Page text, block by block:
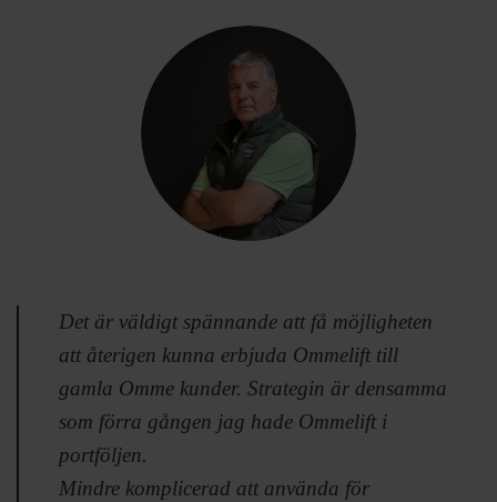
Det är väldigt spännande att få möjligheten
att återigen kunna erbjuda Ommelift till
gamla Omme kunder. Strategin är densamma
som förra gången jag hade Ommelift i
portföljen.
Mindre komplicerad att använda för